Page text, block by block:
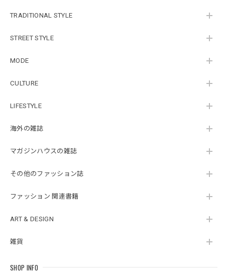
TRADITIONAL STYLE
STREET STYLE
MODE
CULTURE
LIFESTYLE
海外の雑誌
マガジンハウスの雑誌
その他のファッション誌
ファッション 関連書籍
ART & DESIGN
雑貨
SHOP INFO